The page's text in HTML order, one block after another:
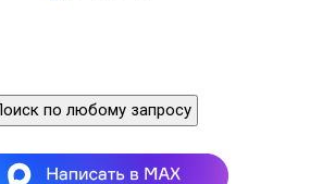
по любому запросу